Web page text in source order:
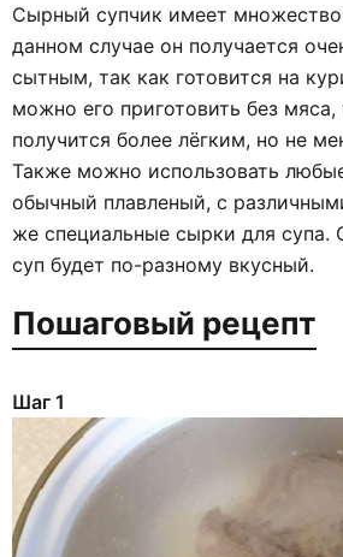
Сырный супчик имеет
данном случае он получается
сытным, так как готовится на
можно его приготовить без мяса,
получится более лёгким, но не
Также можно использовать
обычный плавленый, с
же специальные сырки для
суп будет по-разному вкусный.
Пошаговый рецепт
Шаг 1